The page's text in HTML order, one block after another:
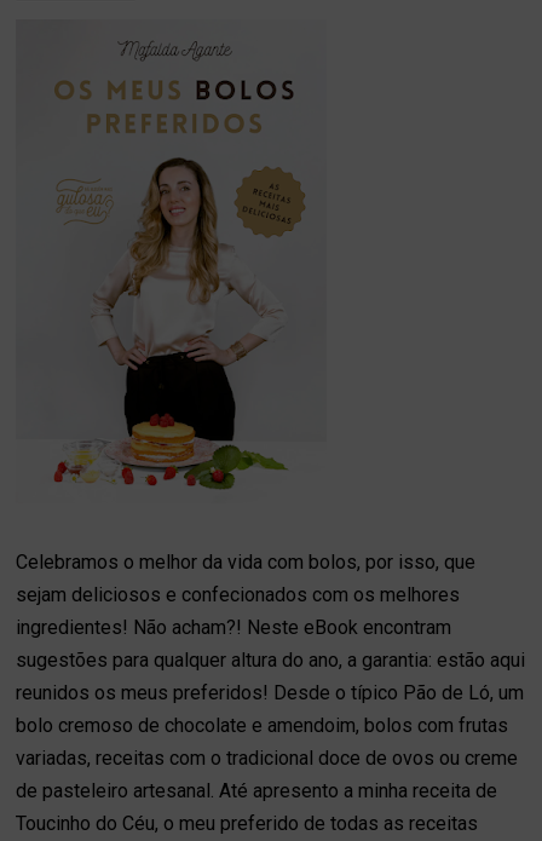
Celebramos o melhor da vida com bolos, por isso, que
sejam deliciosos e confecionados com os melhores
ingredientes! Não acham?! Neste eBook encontram
sugestões para qualquer altura do ano, a garantia: estão aqui
reunidos os meus preferidos! Desde o típico Pão de Ló, um
bolo cremoso de chocolate e amendoim, bolos com frutas
variadas, receitas com o tradicional doce de ovos ou creme
de pasteleiro artesanal. Até apresento a minha receita de
Toucinho do Céu, o meu preferido de todas as receitas